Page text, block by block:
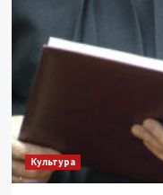
Латвии
из-
Культура